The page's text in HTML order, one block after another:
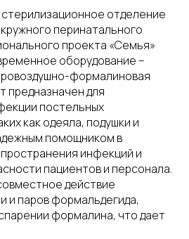
отделение
перинатального
проекта «Семья»
оборудование –
формалиновая
предназначен для
постельных
как одеяла, подушки и
помощником в
инфекций и
пациентов и персонала.
действие
и паров формальдегида,
формалина, что дает